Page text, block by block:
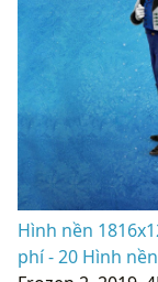
Hình nền
phí - 20 Hình